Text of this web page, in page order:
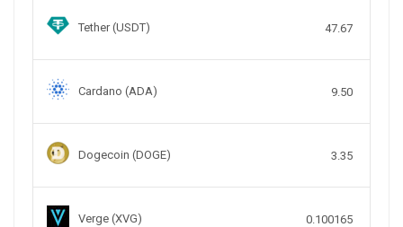
Tether (USDT) 47.67
Cardano (ADA) 9.50
Dogecoin (DOGE) 3.35
Verge (XVG) 0.100165